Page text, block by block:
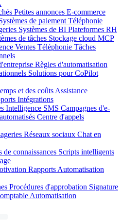
Petites annonces E-commerce
de paiement Téléphonie
Systèmes de BI Plateformes RH
de tâches Stockage cloud MCP
Ventes Téléphonie Tâches
Règles d'automatisation
Solutions pour CoPilot
et des coûts Assistance
Intégrations
Intelligence SMS Campagnes d'e-
Centre d'appels
Réseaux sociaux Chat en
de connaissances Scripts intelligents
Rapports Automatisation
Procédures d'approbation Signature
Automatisation